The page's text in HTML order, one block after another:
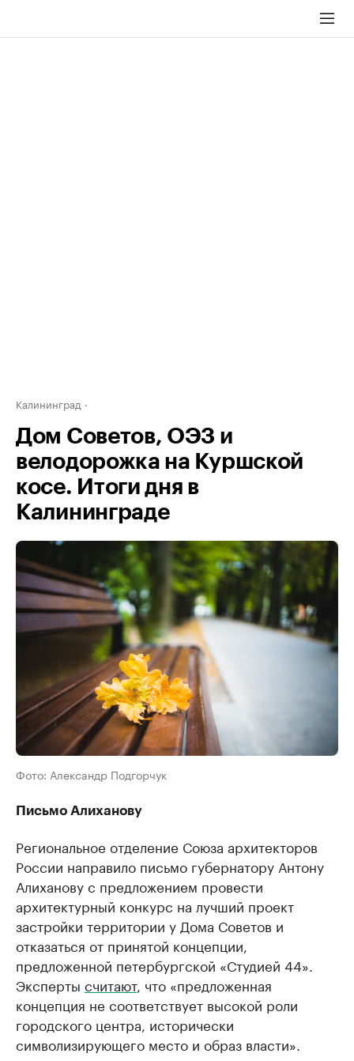
Калининград
Дом Советов, ОЭЗ и
велодорожка на Куршской
косе. Итоги дня в
Калининграде
Фото: Александр Подгорчук
Письмо Алиханову
Региональное отделение Союза архитекторов
России направило письмо губернатору Антону
Алиханову с предложением провести
архитектурный конкурс на лучший проект
застройки территории у Дома Советов и
отказаться от принятой концепции,
предложенной петербургской «Студией 44».
Эксперты считают, что «предложенная
концепция не соответствует высокой роли
городского центра, исторически
символизирующего место и образ власти».